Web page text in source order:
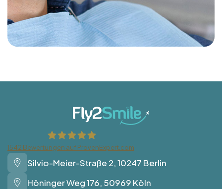
Fly2Smile
1542 Bewertungen auf ProvenExpert.com
Silvio-Meier-Straße 2, 10247 Berlin
Höninger Weg 176, 50969 Köln